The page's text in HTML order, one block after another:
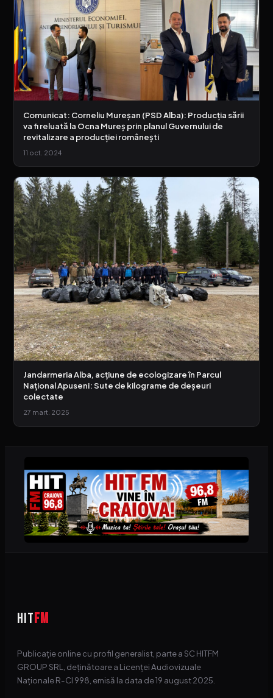
Comunicat: Corneliu Mureșan (PSD Alba): Producția sării
va fi reluată la Ocna Mureș prin planul Guvernului de
revitalizare a producției românești
11 oct. 2024
Jandarmeria Alba, acțiune de ecologizare în Parcul
Național Apuseni: Sute de kilograme de deșeuri
colectate
27 mart. 2025
HITFM
Publicație online cu profil generalist, parte a SC HITFM
GROUP SRL, deținătoare a Licenței Audiovizuale
Naționale R-CI 998, emisă la data de 19 august 2025.